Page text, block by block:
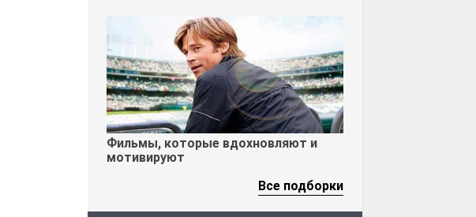
Фильмы, которые вдохновляют и
мотивируют
Все подборки